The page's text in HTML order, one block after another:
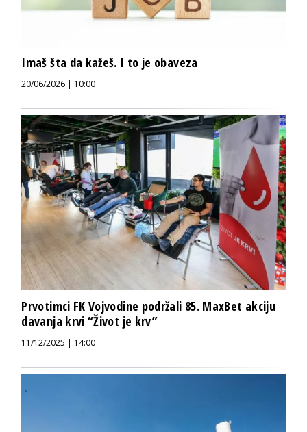
Imaš šta da kažeš. I to je obaveza
20/06/2026 | 10:00
Prvotimci FK Vojvodine podržali 85. MaxBet akciju
davanja krvi “Život je krv”
11/12/2025 | 14:00